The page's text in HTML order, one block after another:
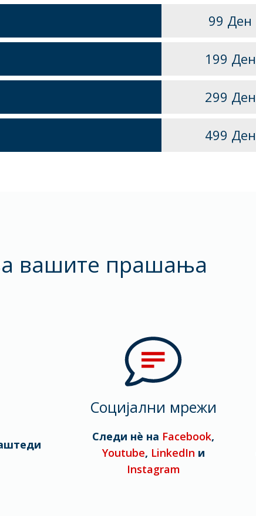
99 Ден
199 Ден
299 Ден
499 Ден
вашите прашања
Социјални мрежи
Следи нè на Facebook,
Youtube, LinkedIn и
Instagram